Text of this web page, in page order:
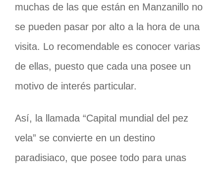
muchas de las que están en Manzanillo no
se pueden pasar por alto a la hora de una
visita. Lo recomendable es conocer varias
de ellas, puesto que cada una posee un
motivo de interés particular.
Así, la llamada “Capital mundial del pez
vela” se convierte en un destino
paradisiaco, que posee todo para unas